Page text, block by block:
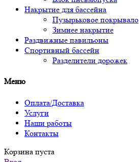
Накрытие для бассейна
Пузырьковое покрывало
Зимнее накрытие
Раздвижные павильоны
Спортивный бассейн
Разделители дорожек
Меню
Оплата/Доставка
Услуги
Наши работы
Контакты
Корзина пуста